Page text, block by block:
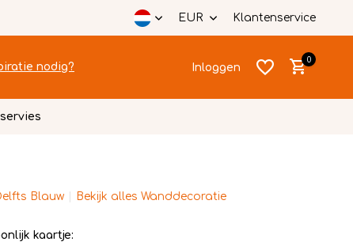
EUR Klantenservice
nodig? Inloggen
Account
0
Blauw Bekijk alles Wanddecoratie
kaartje: